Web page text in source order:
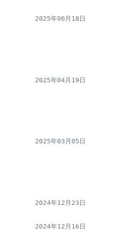
2025年06月18日
2025年04月19日
2025年03月05日
2024年12月23日
2024年12月16日